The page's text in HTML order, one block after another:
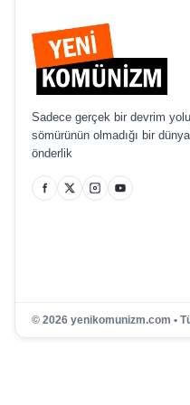
Sadece gerçek bir devrim
sömürünün olmadığı bir
önderlik
© 2026 yenikomunizm.com •